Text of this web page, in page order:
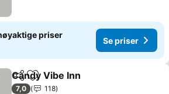
priser
Se priser
Del Legg til i favoritter
Candy Vibe Inn
7,0
118